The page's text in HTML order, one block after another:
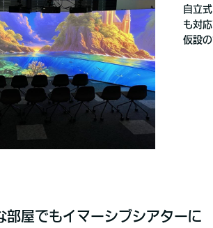
自立
も対
仮設
屋でもイマーシブシアターに